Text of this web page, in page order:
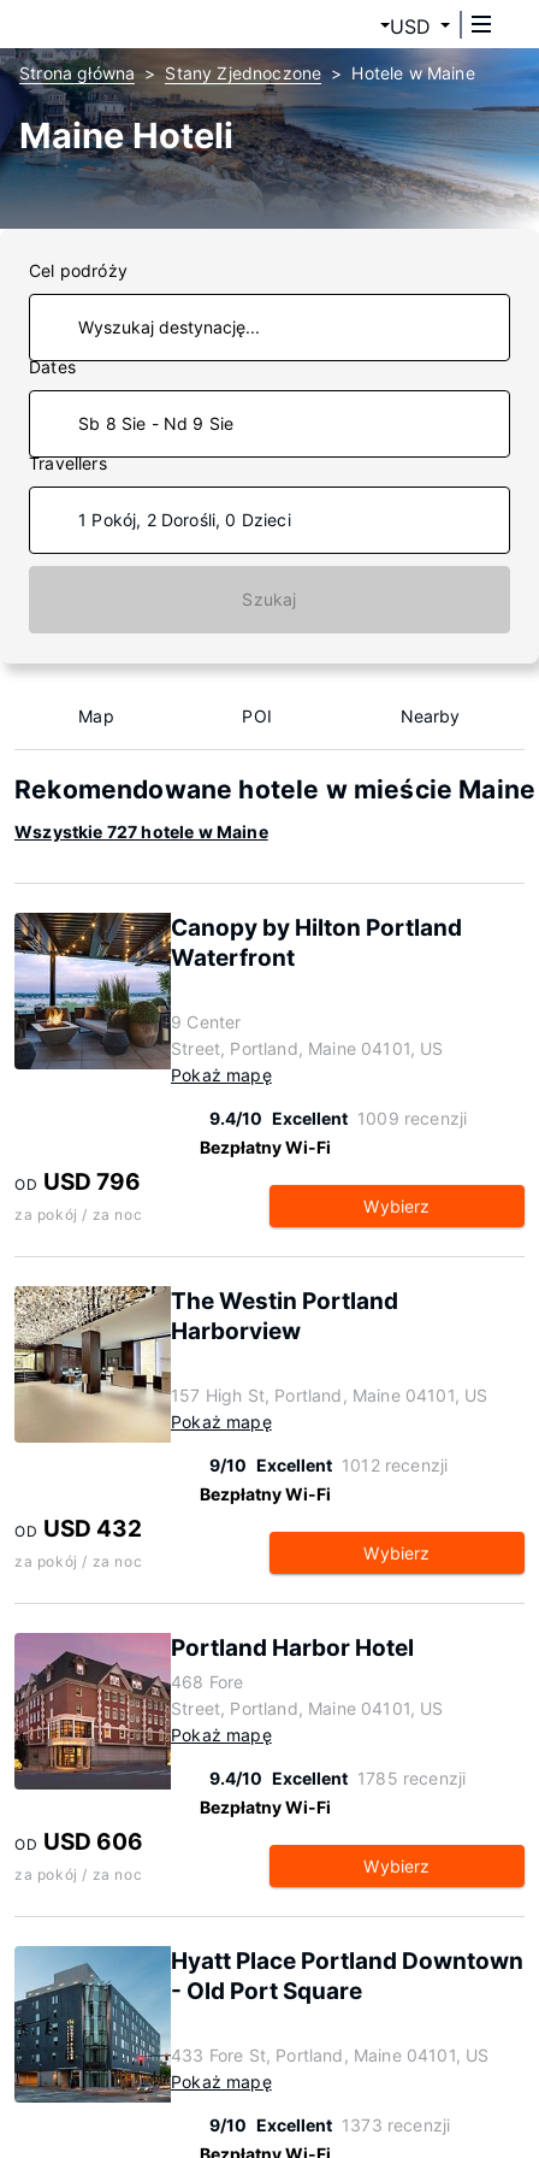
USD
Strona główna Stany Zjednoczone Hotele w Maine
Maine Hoteli
Cel podróży
Dates
Sb 8 Sie - Nd 9 Sie
Travellers
1 Pokój, 2 Dorośli, 0 Dzieci
Szukaj
Map POI Nearby
Rekomendowane hotele w mieście Maine
Wszystkie 727 hotele w Maine
Canopy by Hilton Portland
Waterfront
9 Center
Street, Portland, Maine 04101, US
Pokaż mapę
9.4/10 Excellent 1009 recenzji
Bezpłatny Wi-Fi
OD USD 796
za pokój / za noc Wybierz
The Westin Portland
Harborview
157 High St, Portland, Maine 04101, US
Pokaż mapę
9/10 Excellent 1012 recenzji
Bezpłatny Wi-Fi
OD USD 432
za pokój / za noc Wybierz
Portland Harbor Hotel
468 Fore
Street, Portland, Maine 04101, US
Pokaż mapę
9.4/10 Excellent 1785 recenzji
Bezpłatny Wi-Fi
OD USD 606
za pokój / za noc Wybierz
Hyatt Place Portland Downtown
- Old Port Square
433 Fore St, Portland, Maine 04101, US
Pokaż mapę
9/10 Excellent 1373 recenzji
Bezpłatny Wi-Fi